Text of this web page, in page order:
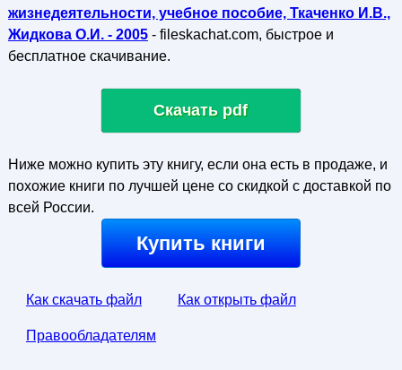
жизнедеятельности, учебное пособие, Ткаченко И.В.,
Жидкова О.И. - 2005- fileskachat.com, быстрое и
бесплатное скачивание.
Скачать pdf
Ниже можно купить эту книгу, если она есть в продаже, и
похожие книги по лучшей цене со скидкой с доставкой по
всей России.
Купить книги
Как скачать файл Как открыть файл
Правообладателям